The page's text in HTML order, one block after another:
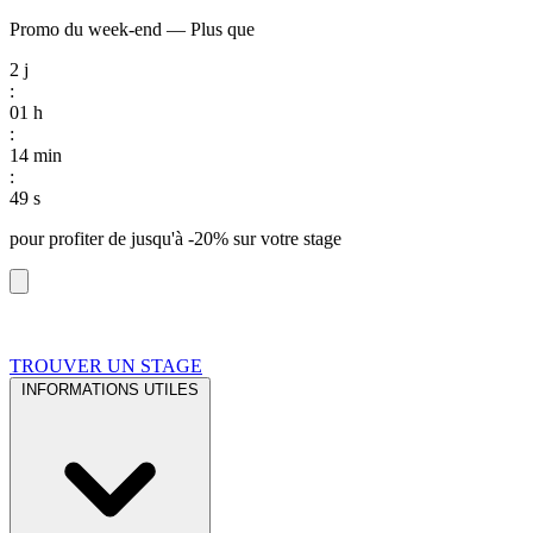
Promo du week-end — Plus que
2 j
:
01 h
:
14 min
:
48 s
pour profiter de jusqu'à -20% sur votre stage
TROUVER UN STAGE
INFORMATIONS UTILES